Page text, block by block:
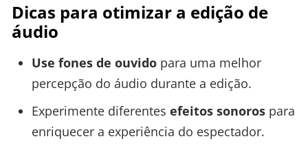
Dicas para otimizar a edição de
áudio
Use fones de ouvidopara uma melhor
percepção do áudio durante a edição.
Experimente diferentes efeitos sonorospara
enriquecer a experiência do espectador.